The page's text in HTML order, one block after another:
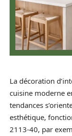
La décoration
cuisine moderne
tendances
esthétique,
2113-40, par